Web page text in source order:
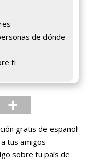
de dónde
ti
gratis de español!
tus amigos
sobre tu país de